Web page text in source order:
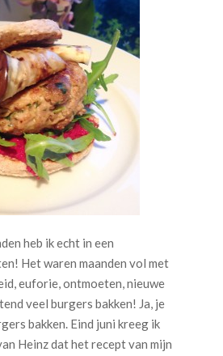
heb ik echt in een
Het waren maanden vol met
euforie, ontmoeten, nieuwe
veel burgers bakken! Ja, je
bakken. Eind juni kreeg ik
Heinz dat het recept van mijn